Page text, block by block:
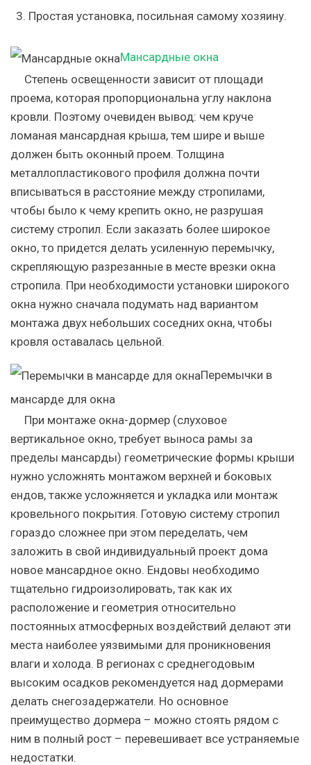
Простая установка, посильная самому хозяину.
Мансардные окна
Степень освещенности зависит от площади
проема, которая пропорциональна углу наклона
кровли. Поэтому очевиден вывод: чем круче
ломаная мансардная крыша, тем шире и выше
должен быть оконный проем. Толщина
металлопластикового профиля должна почти
вписываться в расстояние между стропилами,
чтобы было к чему крепить окно, не разрушая
систему стропил. Если заказать более широкое
окно, то придется делать усиленную перемычку,
скрепляющую разрезанные в месте врезки окна
стропила. При необходимости установки широкого
окна нужно сначала подумать над вариантом
монтажа двух небольших соседних окна, чтобы
кровля оставалась цельной.
Перемычки в
мансарде для окна
При монтаже окна-дормер (слуховое
вертикальное окно, требует выноса рамы за
пределы мансарды) геометрические формы крыши
нужно усложнять монтажом верхней и боковых
ендов, также усложняется и укладка или монтаж
кровельного покрытия. Готовую систему стропил
гораздо сложнее при этом переделать, чем
заложить в свой индивидуальный проект дома
новое мансардное окно. Ендовы необходимо
тщательно гидроизолировать, так как их
расположение и геометрия относительно
постоянных атмосферных воздействий делают эти
места наиболее уязвимыми для проникновения
влаги и холода. В регионах с среднегодовым
высоким осадков рекомендуется над дормерами
делать снегозадержатели. Но основное
преимущество дормера – можно стоять рядом с
ним в полный рост – перевешивает все устраняемые
недостатки.